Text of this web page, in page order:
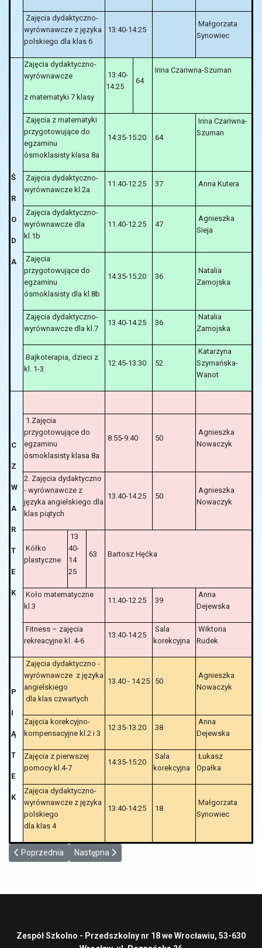
Zajęcia dydaktyczno-
wyrównawcze z języka
polskiego dla klas 6
13:40-14:25
Małgorzata
Synowiec
Ś
R
O
D
A
Zajęcia dydaktyczno-
wyrównawcze
z matematyki 7 klasy
13:40-
14:25
64
Irina Czariwna-Szuman
Zajęcia z matematyki
przygotowujące do
egzaminu
ósmoklasisty klasa 8a
14:35-15:20 64
Irina Czariwna-
Szuman
Zajęcia dydaktyczno-
wyrównawcze kl.2a
11.40-12.25 37 Anna Kutera
Zajęcia dydaktyczno-
wyrównawcze dla
kl.1b
11.40-12.25 47
Agnieszka
Sieja
Zajęcia
przygotowujące do
egzaminu
ósmoklasisty dla kl.8b
14.35-15.20 36
Natalia
Zamojska
Zajęcia dydaktyczno-
wyrównawcze dla kl.7
13.40-14.25 36
Natalia
Zamojska
Bajkoterapia, dzieci z
kl. 1-3
12:45-13:30 52
Katarzyna
Szymańska-
Wanot
C
Z
W
A
R
T
E
K
1.Zajęcia
przygotowujące do
egzaminu
ósmoklasisty klasa 8a
8.55-9.40 50
Agnieszka
Nowaczyk
2. Zajęcia dydaktyczno
- wyrównawcze z
języka angielskiego dla
klas piątych
13.40-14.25 50
Agnieszka
Nowaczyk
Kółko
plastyczne
13
40-
14
25
63 Bartosz Hęćka
Koło matematyczne
kl.3
11.40-12.25 39
Anna
Dejewska
Fitness – zajęcia
rekreacyjne kl. 4-6
13:40-14:25
Sala
korekcyjna
Wiktoria
Rudek
P
I
Ą
T
E
K
Zajęcia dydaktyczno -
wyrównawcze z języka
angielskiego
dla klas czwartych
13.40 - 14.25 50
Agnieszka
Nowaczyk
Zajęcia korekcyjno-
kompensacyjne kl.2 i 3
12.35-13.20 38
Anna
Dejewska
Zajęcia z pierwszej
pomocy kl.4-7
14:35-15:20
Sala
korekcyjna
Łukasz
Opałka
Zajęcia dydaktyczno-
wyrównawcze z języka
polskiego
dla klas 4
13:40-14:25 18
Małgorzata
Synowiec
Poprzednia strona: Sport w szkole
Poprzednia Następna strona: Świetlica
Następna
Zespół Szkolno - Przedszkolny nr 18 we Wrocławiu, 53-630